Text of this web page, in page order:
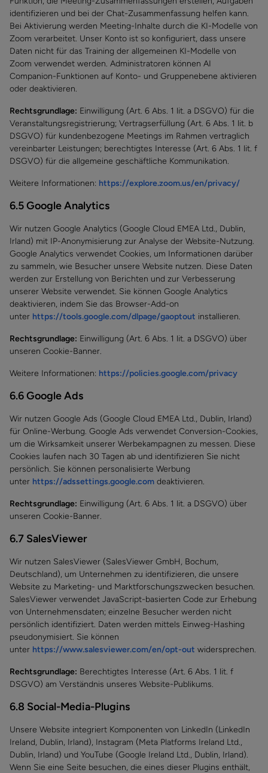
identifizieren und bei der Chat-Zusammenfassung helfen kann.
Bei Aktivierung werden Meeting-Inhalte durch die KI-Modelle von
Zoom verarbeitet. Unser Konto ist so konfiguriert, dass unsere
Daten nicht für das Training der allgemeinen KI-Modelle von
Zoom verwendet werden. Administratoren können AI
Companion-Funktionen auf Konto- und Gruppenebene aktivieren
oder deaktivieren.
Rechtsgrundlage: Einwilligung (Art. 6 Abs. 1 lit. a DSGVO) für die
Veranstaltungsregistrierung; Vertragserfüllung (Art. 6 Abs. 1 lit. b
DSGVO) für kundenbezogene Meetings im Rahmen vertraglich
vereinbarter Leistungen; berechtigtes Interesse (Art. 6 Abs. 1 lit. f
DSGVO) für die allgemeine geschäftliche Kommunikation.
Weitere Informationen: https://explore.zoom.us/en/privacy/
6.5 Google Analytics
Wir nutzen Google Analytics (Google Cloud EMEA Ltd., Dublin,
Irland) mit IP-Anonymisierung zur Analyse der Website-Nutzung.
Google Analytics verwendet Cookies, um Informationen darüber
zu sammeln, wie Besucher unsere Website nutzen. Diese Daten
werden zur Erstellung von Berichten und zur Verbesserung
unserer Website verwendet. Sie können Google Analytics
deaktivieren, indem Sie das Browser-Add-on
unter https://tools.google.com/dlpage/gaoptout installieren.
Rechtsgrundlage: Einwilligung (Art. 6 Abs. 1 lit. a DSGVO) über
unseren Cookie-Banner.
Weitere Informationen: https://policies.google.com/privacy
6.6 Google Ads
Wir nutzen Google Ads (Google Cloud EMEA Ltd., Dublin, Irland)
für Online-Werbung. Google Ads verwendet Conversion-Cookies,
um die Wirksamkeit unserer Werbekampagnen zu messen. Diese
Cookies laufen nach 30 Tagen ab und identifizieren Sie nicht
persönlich. Sie können personalisierte Werbung
unter https://adssettings.google.com deaktivieren.
Rechtsgrundlage: Einwilligung (Art. 6 Abs. 1 lit. a DSGVO) über
unseren Cookie-Banner.
6.7 SalesViewer
Wir nutzen SalesViewer (SalesViewer GmbH, Bochum,
Deutschland), um Unternehmen zu identifizieren, die unsere
Website zu Marketing- und Marktforschungszwecken besuchen.
SalesViewer verwendet JavaScript-basierten Code zur Erhebung
von Unternehmensdaten; einzelne Besucher werden nicht
persönlich identifiziert. Daten werden mittels Einweg-Hashing
pseudonymisiert. Sie können
unter https://www.salesviewer.com/en/opt-out widersprechen.
Rechtsgrundlage: Berechtigtes Interesse (Art. 6 Abs. 1 lit. f
DSGVO) am Verständnis unseres Website-Publikums.
6.8 Social-Media-Plugins
Unsere Website integriert Komponenten von LinkedIn (LinkedIn
Ireland, Dublin, Irland), Instagram (Meta Platforms Ireland Ltd.,
Dublin, Irland) und YouTube (Google Ireland Ltd., Dublin, Irland).
Wenn Sie eine Seite besuchen, die eines dieser Plugins enthält,